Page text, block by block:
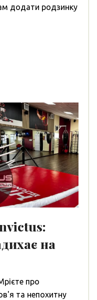
додати родзинку
на
про
та непохитну